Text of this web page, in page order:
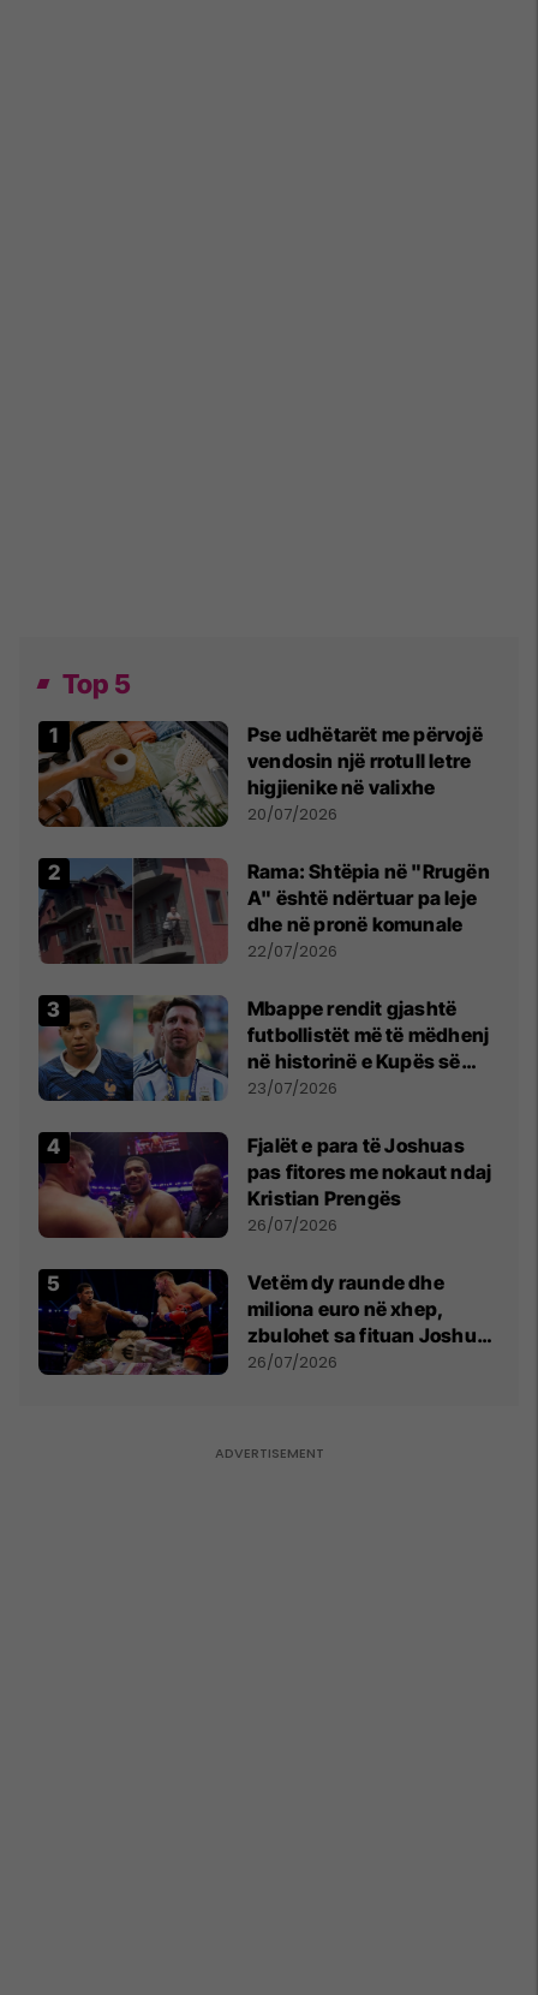
Top 5
Pse udhëtarët me përvojë
vendosin një rrotull letre
higjienike në valixhe
20/07/2026
Rama: Shtëpia në "Rrugën
A" është ndërtuar pa leje
dhe në pronë komunale
22/07/2026
Mbappe rendit gjashtë
futbollistët më të mëdhenj
në historinë e Kupës së
Botës, Messi mbetet i dyti
23/07/2026
Fjalët e para të Joshuas
pas fitores me nokaut ndaj
Kristian Prengës
26/07/2026
Vetëm dy raunde dhe
miliona euro në xhep,
zbulohet sa fituan Joshua
e Prenga
26/07/2026